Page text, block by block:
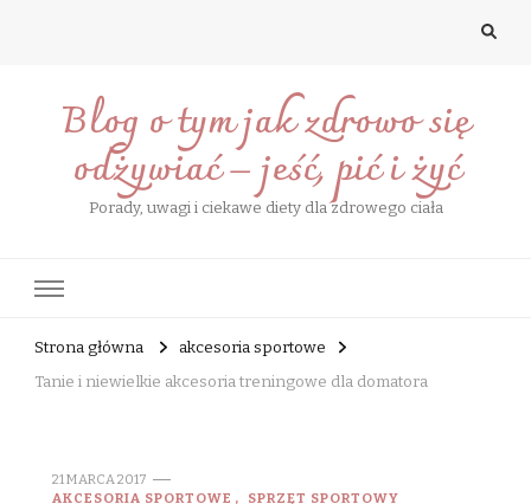
Blog o tym jak zdrowo się
odżywiać – jeść, pić i żyć
Porady, uwagi i ciekawe diety dla zdrowego ciała
Strona główna
akcesoria sportowe
Tanie i niewielkie akcesoria treningowe dla domatora
21 MARCA 2017
AKCESORIA SPORTOWE
SPRZĘT SPORTOWY